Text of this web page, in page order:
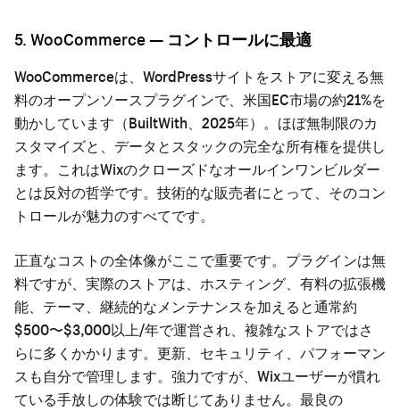
5. WooCommerce — コントロールに最適
WooCommerceは、WordPressサイトをストアに変える無
料のオープンソースプラグインで、米国EC市場の約21%を
動かしています（BuiltWith、2025年）。ほぼ無制限のカ
スタマイズと、データとスタックの完全な所有権を提供し
ます。これはWixのクローズドなオールインワンビルダー
とは反対の哲学です。技術的な販売者にとって、そのコン
トロールが魅力のすべてです。
正直なコストの全体像がここで重要です。プラグインは無
料ですが、実際のストアは、ホスティング、有料の拡張機
能、テーマ、継続的なメンテナンスを加えると通常約
$500〜$3,000以上/年で運営され、複雑なストアではさ
らに多くかかります。更新、セキュリティ、パフォーマン
スも自分で管理します。強力ですが、Wixユーザーが慣れ
ている手放しの体験では断じてありません。 最良の